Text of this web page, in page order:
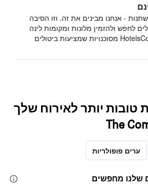
- אנחנו מבינים את זה. וזו הסיבה
לחפש ולהזמין מלונות ומקומות לינה
בHotelsCombined מסוכנויות שמציעות ביטולים
טובות יותר לאירוח שלך
ערים פופולריות
שלנו מחפשים